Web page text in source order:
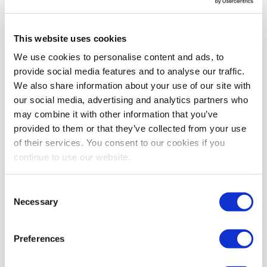
This website uses cookies
We use cookies to personalise content and ads, to
provide social media features and to analyse our traffic.
We also share information about your use of our site with
our social media, advertising and analytics partners who
may combine it with other information that you’ve
provided to them or that they’ve collected from your use
of their services. You consent to our cookies if you
continue to use our website.
Selection
Necessary
Preferences
Znalazłeś(-aś) odpowiednia
odpowiada — super! Na tej stronie
możesz aplikować, korzystając z